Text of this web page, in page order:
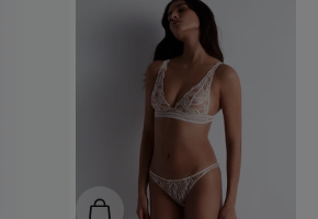
Choisir les options